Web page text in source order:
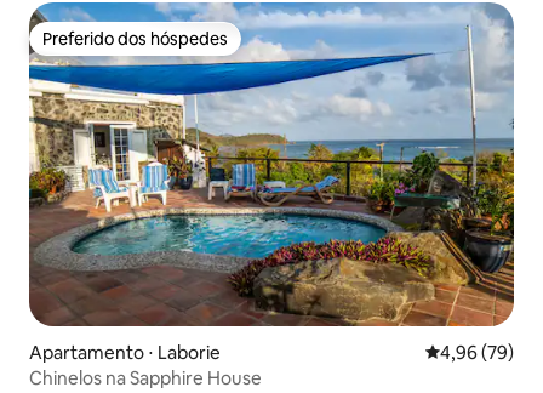
Preferido dos hóspedes
Preferido dos hóspedes
Apartamento ⋅ Laborie 4,96 de uma
4,96 (79)
Chinelos na Sapphire House